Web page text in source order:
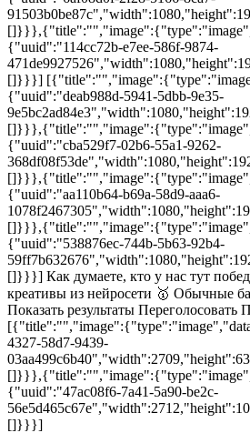
{"uuid":"114cc72b-e7ee-586f-9874-
[]}}}]
{"uuid":"deab988d-5941-5dbb-9e35-
{"uuid":"cba529f7-02b6-55a1-9262-
{"uuid":"aa110b64-b69a-58d9-aaa6-
{"uuid":"538876ec-744b-5b63-92b4-
[]}}}] Как думаете, кто у нас тут
креативы из нейросети 🥇 Обычные
Показать результаты Переголосовать
4327-58d7-9439-
{"uuid":"47ac08f6-7a41-5a90-be2c-
[]}}}]